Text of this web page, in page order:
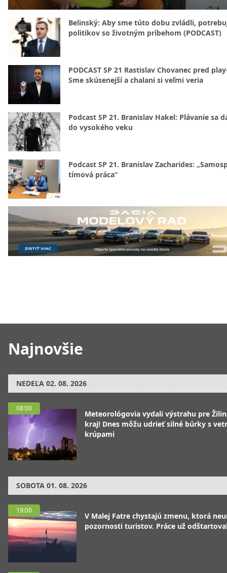
Najnovšie
NEDEĽA 02. 08. 2026
08:00
Meteorológovia vydali výstrahu pre
kraj! Dnes môžu udrieť silné búrky s
krúpami
SOBOTA 01. 08. 2026
19:00
V Malej Fatre chystajú zmenu, ktorá
pozornosti turistov. Práce už
Belinský: Aby sme túto dobu zvládli,
politikov so životným príbehom (PODCAST)
PODCAST SP 21 Rastislav Chovanec pred
Sme skúsenejší a chalani si veľmi veria
Podcast SP 21. Branislav Hakel: Plávanie sa
do vysokého veku
Podcast SP 21. Branislav Zacharides:
tímová práca“